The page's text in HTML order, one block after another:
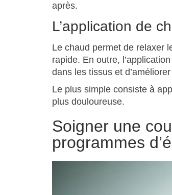
après.
L’application de
Le chaud permet de relaxer
rapide. En outre,
dans les tissus et
Le plus simple consiste à
plus douloureuse.
Soigner une
programmes